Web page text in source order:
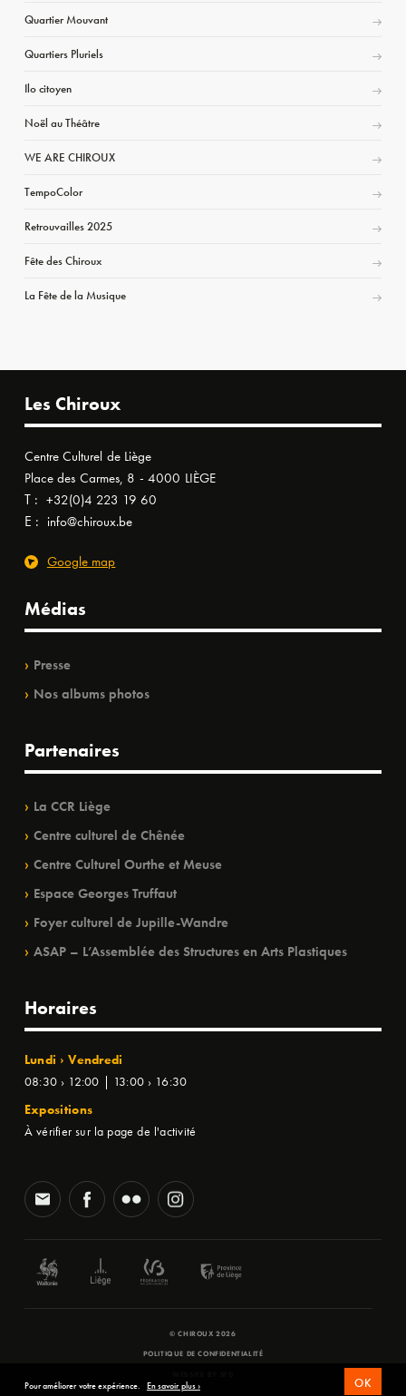
Quartier Mouvant
Quartiers Pluriels
Ilo citoyen
Noël au Théâtre
WE ARE CHIROUX
TempoColor
Retrouvailles 2025
Fête des Chiroux
La Fête de la Musique
Les Chiroux
Centre Culturel de Liège
Place des Carmes, 8 - 4000 LIÈGE
T : +32(0)4 223 19 60
E : info@chiroux.be
Google map
Médias
Presse
Nos albums photos
Partenaires
La CCR Liège
Centre culturel de Chênée
Centre Culturel Ourthe et Meuse
Espace Georges Truffaut
Foyer culturel de Jupille-Wandre
ASAP – L’Assemblée des Structures en Arts Plastiques
Horaires
Lundi › Vendredi
08:30 › 12:00 | 13:00 › 16:30
Expositions
À vérifier sur la page de l'activité
© CHIROUX 2026
POLITIQUE DE CONFIDENTIALITÉ
Pour améliorer votre expérience. En savoir plus › OK